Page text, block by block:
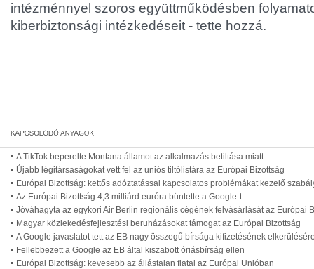
intézménnyel szoros együttműködésben
kiberbiztonsági intézkedéseit - tette hozzá.
A TikTok beperelte Montana államot az alkalmazás betiltása miatt
Újabb légitársaságokat vett fel az uniós tiltólistára az Európai Bizottság
Európai Bizottság: kettős adóztatással kapcsolatos problémákat kezelő
Az Európai Bizottság 4,3 milliárd euróra büntette a Google-t
Jóváhagyta az egykori Air Berlin regionális cégének felvásárlását az Európai
Magyar közlekedésfejlesztési beruházásokat támogat az Európai Bizottság
A Google javaslatot tett az EB nagy összegű bírsága kifizetésének
Fellebbezett a Google az EB által kiszabott óriásbírság ellen
Európai Bizottság: kevesebb az állástalan fiatal az Európai Unióban